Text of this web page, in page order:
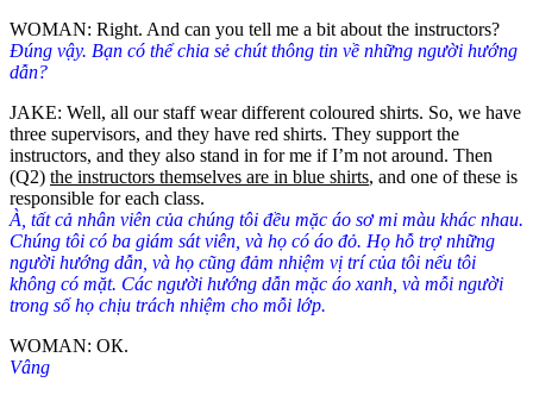
WOMAN: Right. And can you tell me a bit about the instructors?
Đúng vậy. Bạn có thể chia sẻ chút thông tin về những người hướng
dẫn?
JAKE: Well, all our staff wear different coloured shirts. So, we have
three supervisors, and they have red shirts. They support the
instructors, and they also stand in for me if I’m not around. Then
(Q2) the instructors themselves are in blue shirts, and one of these is
responsible for each class.
À, tất cả nhân viên của chúng tôi đều mặc áo sơ mi màu khác nhau.
Chúng tôi có ba giám sát viên, và họ có áo đỏ. Họ hỗ trợ những
người hướng dẫn, và họ cũng đảm nhiệm vị trí của tôi nếu tôi
không có mặt. Các người hướng dẫn mặc áo xanh, và mỗi người
trong số họ chịu trách nhiệm cho mỗi lớp.
WOMAN: ОК.
Vâng